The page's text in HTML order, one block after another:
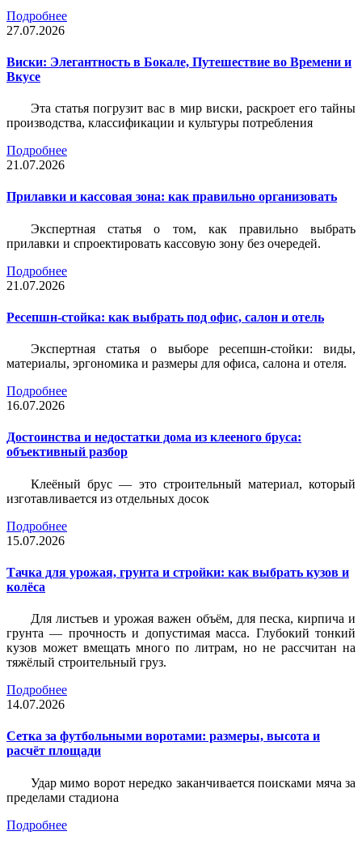
Подробнее
27.07.2026
Виски: Элегантность в Бокале, Путешествие во Времени и
Вкусе
Эта статья погрузит вас в мир виски, раскроет его тайны
производства, классификации и культуры потребления
Подробнее
21.07.2026
Прилавки и кассовая зона: как правильно организовать
Экспертная статья о том, как правильно выбрать
прилавки и спроектировать кассовую зону без очередей.
Подробнее
21.07.2026
Ресепшн-стойка: как выбрать под офис, салон и отель
Экспертная статья о выборе ресепшн-стойки: виды,
материалы, эргономика и размеры для офиса, салона и отеля.
Подробнее
16.07.2026
Достоинства и недостатки дома из клееного бруса:
объективный разбор
Клеёный брус — это строительный материал, который
изготавливается из отдельных досок
Подробнее
15.07.2026
Тачка для урожая, грунта и стройки: как выбрать кузов и
колёса
Для листьев и урожая важен объём, для песка, кирпича и
грунта — прочность и допустимая масса. Глубокий тонкий
кузов может вмещать много по литрам, но не рассчитан на
тяжёлый строительный груз.
Подробнее
14.07.2026
Сетка за футбольными воротами: размеры, высота и
расчёт площади
Удар мимо ворот нередко заканчивается поисками мяча за
пределами стадиона
Подробнее